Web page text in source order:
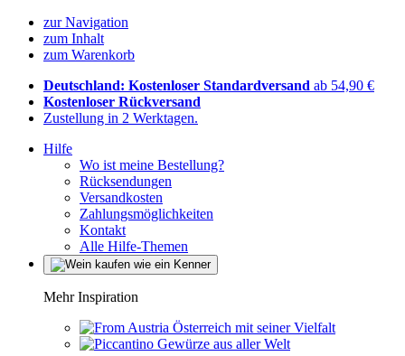
zur Navigation
zum Inhalt
zum Warenkorb
Deutschland: Kostenloser Standardversand ab 54,90 €
Kostenloser Rückversand
Zustellung in 2 Werktagen.
Hilfe
Wo ist meine Bestellung?
Rücksendungen
Versandkosten
Zahlungsmöglichkeiten
Kontakt
Alle Hilfe-Themen
Mehr Inspiration
Österreich mit seiner Vielfalt
Gewürze aus aller Welt